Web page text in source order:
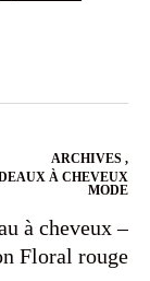
ARCHIVES ,
À CHEVEUX
MODE
à cheveux –
Floral rouge